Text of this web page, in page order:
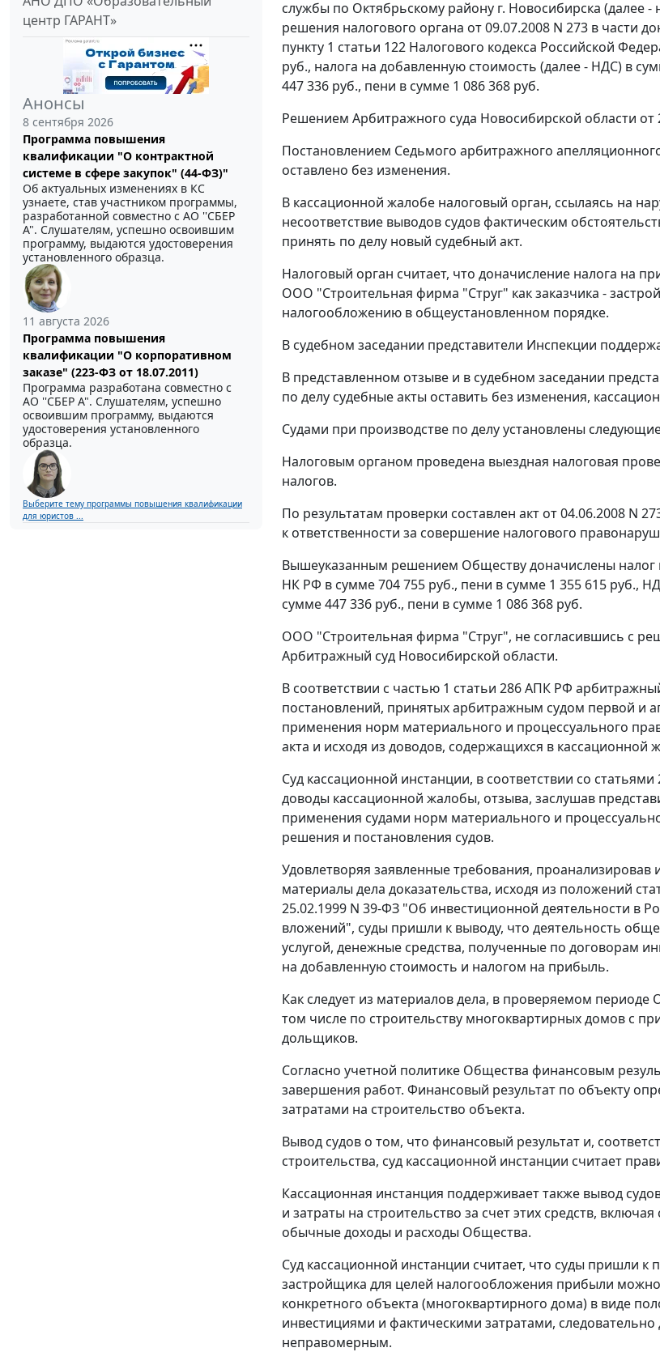
центр ГАРАНТ»
Анонсы
8 сентября 2026
Программа повышения
квалификации "О контрактной
системе в сфере закупок" (44-ФЗ)"
Об актуальных изменениях в КС
узнаете, став участником программы,
разработанной совместно с АО ''СБЕР
А". Слушателям, успешно освоившим
программу, выдаются удостоверения
установленного образца.
11 августа 2026
Программа повышения
квалификации "О корпоративном
заказе" (223-ФЗ от 18.07.2011)
Программа разработана совместно с
АО ''СБЕР А". Слушателям, успешно
освоившим программу, выдаются
удостоверения установленного
образца.
Выберите тему программы повышения квалификации
для юристов ...
службы по Октябрьскому району г. Новосибирска (далее
решения налогового органа от 09.07.2008 N 273 в части
пункту 1 статьи 122 Налогового кодекса Российской
руб., налога на добавленную стоимость (далее - НДС) в
447 336 руб., пени в сумме 1 086 368 руб.
Решением Арбитражного суда Новосибирской области от
Постановлением Седьмого арбитражного
оставлено без изменения.
В кассационной жалобе налоговый орган, ссылаясь на
несоответствие выводов судов фактическим
принять по делу новый судебный акт.
Налоговый орган считает, что доначисление налога на
ООО "Строительная фирма "Струг" как заказчика -
налогообложению в общеустановленном порядке.
В судебном заседании представители Инспекции
В представленном отзыве и в судебном заседании
по делу судебные акты оставить без изменения,
Судами при производстве по делу установлены
Налоговым органом проведена выездная налоговая
налогов.
По результатам проверки составлен акт от 04.06.2008 N
к ответственности за совершение налогового
Вышеуказанным решением Обществу доначислены налог
НК РФ в сумме 704 755 руб., пени в сумме 1 355 615 руб.,
сумме 447 336 руб., пени в сумме 1 086 368 руб.
ООО "Строительная фирма "Струг", не согласившись с
Арбитражный суд Новосибирской области.
В соответствии с частью 1 статьи 286АПК РФ
постановлений, принятых арбитражным судом первой и
применения норм материального и процессуального
акта и исходя из доводов, содержащихся в кассационной
Суд кассационной инстанции, в соответствии со статьями
доводы кассационной жалобы, отзыва, заслушав
применения судами норм материального и
решения и постановления судов.
Удовлетворяя заявленные требования, проанализировав
материалы дела доказательства, исходя из положений
25.02.1999 N 39-ФЗ "Об инвестиционной деятельности в
вложений", суды пришли к выводу, что деятельность
услугой, денежные средства, полученные по договорам
на добавленную стоимость и налогом на прибыль.
Как следует из материалов дела, в проверяемом
том числе по строительству многоквартирных домов с
дольщиков.
Согласно учетной политике Общества финансовым
завершения работ. Финансовый результат по объекту
затратами на строительство объекта.
Вывод судов о том, что финансовый результат и,
строительства, суд кассационной инстанции считает
Кассационная инстанция поддерживает также вывод
и затраты на строительство за счет этих средств,
обычные доходы и расходы Общества.
Суд кассационной инстанции считает, что суды пришли
застройщика для целей налогообложения прибыли
конкретного объекта (многоквартирного дома) в виде
инвестициями и фактическими затратами,
неправомерным.